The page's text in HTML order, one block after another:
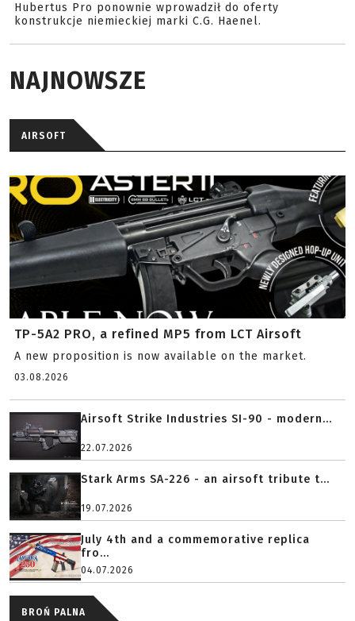
Hubertus Pro ponownie wprowadził do oferty
konstrukcje niemieckiej marki C.G. Haenel.
NAJNOWSZE
AIRSOFT
TP-5A2 PRO, a refined MP5 from LCT Airsoft
A new proposition is now available on the market.
03.08.2026
Airsoft Strike Industries SI-90 - modern...
22.07.2026
Stark Arms SA-226 - an airsoft tribute t...
19.07.2026
July 4th and a commemorative replica
fro...
04.07.2026
BROŃ PALNA